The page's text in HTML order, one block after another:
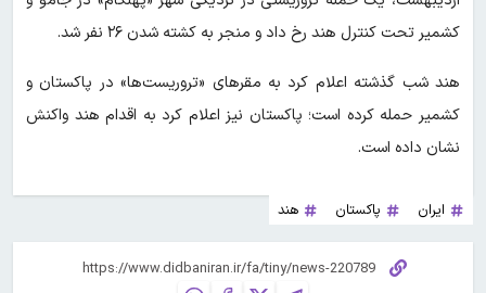
کشمیر تحت کنترل هند رخ داد و منجر به کشته شدن ۲۶ نفر شد.
هند شب گذشته اعلام کرد به مقرهای «تروریست‌ها» در پاکستان و
کشمیر حمله کرده است؛ پاکستان نیز اعلام کرد به اقدام هند واکنش
نشان داده است.
ایران پاکستان هند